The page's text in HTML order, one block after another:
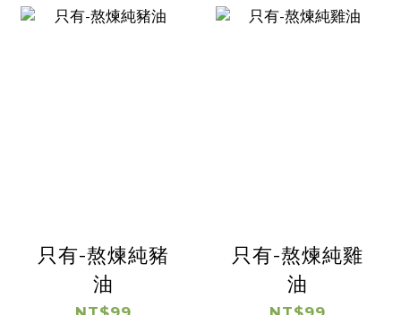
只有-熬煉純豬
油
只有-熬煉純雞
油